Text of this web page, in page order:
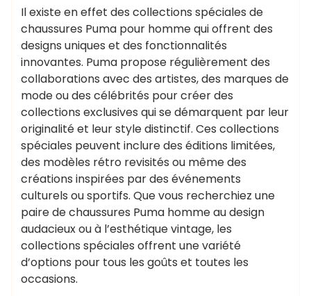
Il existe en effet des collections spéciales de
chaussures Puma pour homme qui offrent des
designs uniques et des fonctionnalités
innovantes. Puma propose régulièrement des
collaborations avec des artistes, des marques de
mode ou des célébrités pour créer des
collections exclusives qui se démarquent par leur
originalité et leur style distinctif. Ces collections
spéciales peuvent inclure des éditions limitées,
des modèles rétro revisités ou même des
créations inspirées par des événements
culturels ou sportifs. Que vous recherchiez une
paire de chaussures Puma homme au design
audacieux ou à l’esthétique vintage, les
collections spéciales offrent une variété
d’options pour tous les goûts et toutes les
occasions.